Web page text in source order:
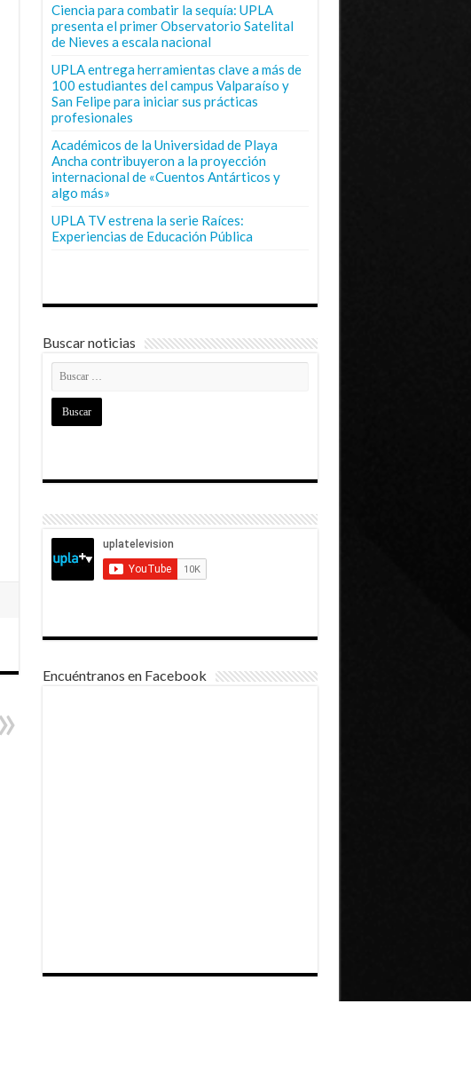
Ciencia para combatir la sequía: UPLA
presenta el primer Observatorio Satelital
de Nieves a escala nacional
UPLA entrega herramientas clave a más de
100 estudiantes del campus Valparaíso y
San Felipe para iniciar sus prácticas
profesionales
Académicos de la Universidad de Playa
Ancha contribuyeron a la proyección
internacional de «Cuentos Antárticos y
algo más»
UPLA TV estrena la serie Raíces:
Experiencias de Educación Pública
Buscar noticias
Encuéntranos en Facebook